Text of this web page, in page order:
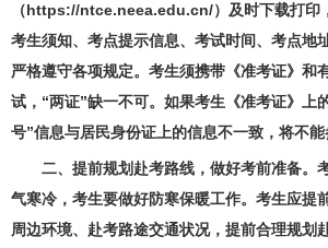
（https://ntce.neea.edu.cn/）及时下载打印
考生须知、考点提示信息、考试时间、考点地
严格遵守各项规定。考生须携带《准考证》和
试，“两证”缺一不可。如果考生《准考证》上
号”信息与居民身份证上的信息不一致，将不能
二、提前规划赴考路线，做好考前准备。
气寒冷，考生要做好防寒保暖工作。考生应提
周边环境、赴考路途交通状况，提前合理规划